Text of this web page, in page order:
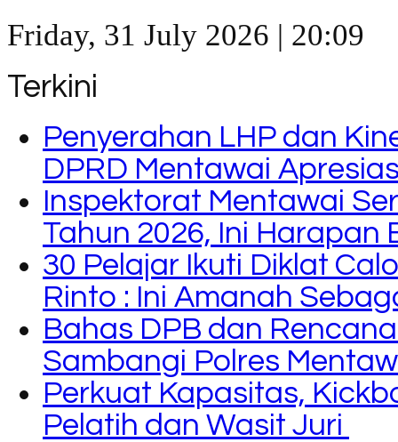
Friday, 31 July 2026 | 20:09
Terkini
Penyerahan LHP dan
DPRD Mentawai
Inspektorat Mentawai
Tahun 2026, Ini Harapan
30 Pelajar Ikuti Diklat
Rinto : Ini Amanah
Bahas DPB dan
Sambangi Polres
Perkuat Kapasitas,
Pelatih dan Wasit Juri